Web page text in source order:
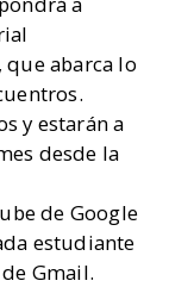
abarca lo
y estarán a
desde la
de Google
estudiante
Gmail.